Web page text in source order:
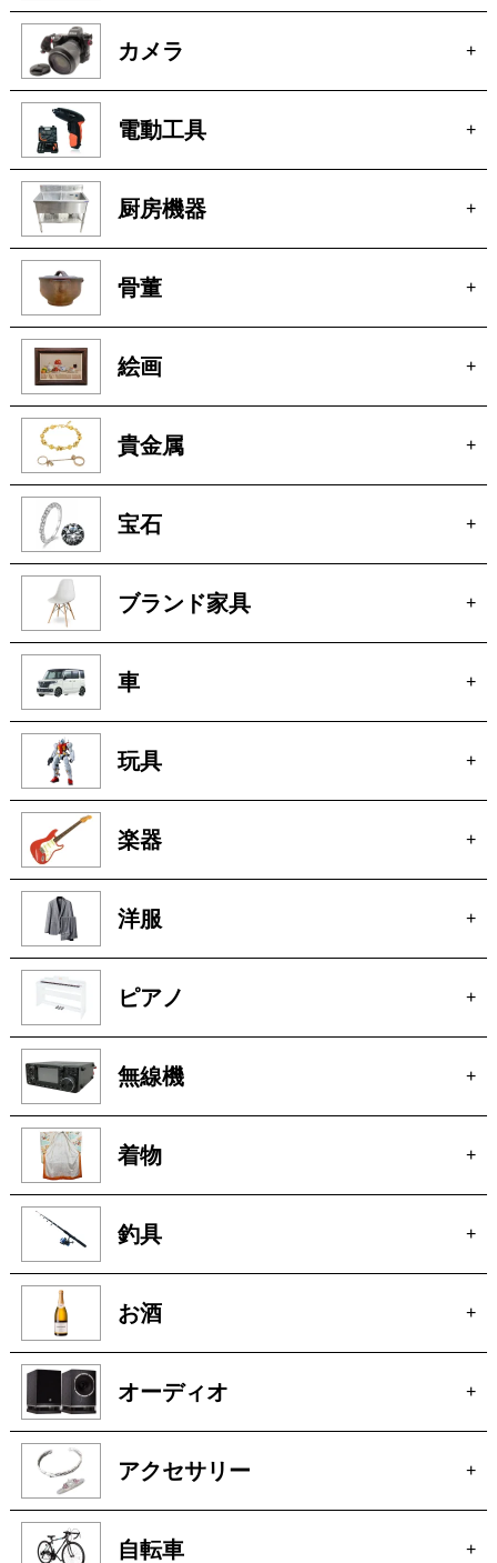
カメラ +
電動工具 +
厨房機器 +
骨董 +
絵画 +
貴金属 +
宝石 +
ブランド家具 +
車 +
玩具 +
楽器 +
洋服 +
ピアノ +
無線機 +
着物 +
釣具 +
お酒 +
オーディオ +
アクセサリー +
自転車 +